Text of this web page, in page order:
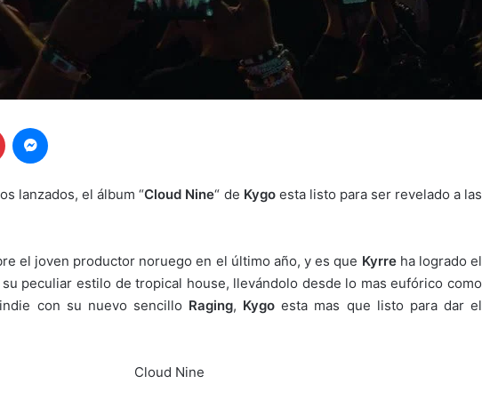
lanzados, el álbum “Cloud Nine“ de Kygoesta listo para ser revelado a las
el joven productor noruego en el último año, y es que Kyrreha logrado el
peculiar estilo de tropical house, llevándolo desde lo mas eufórico como
con su nuevo sencillo Raging, Kygo esta mas que listo para dar el